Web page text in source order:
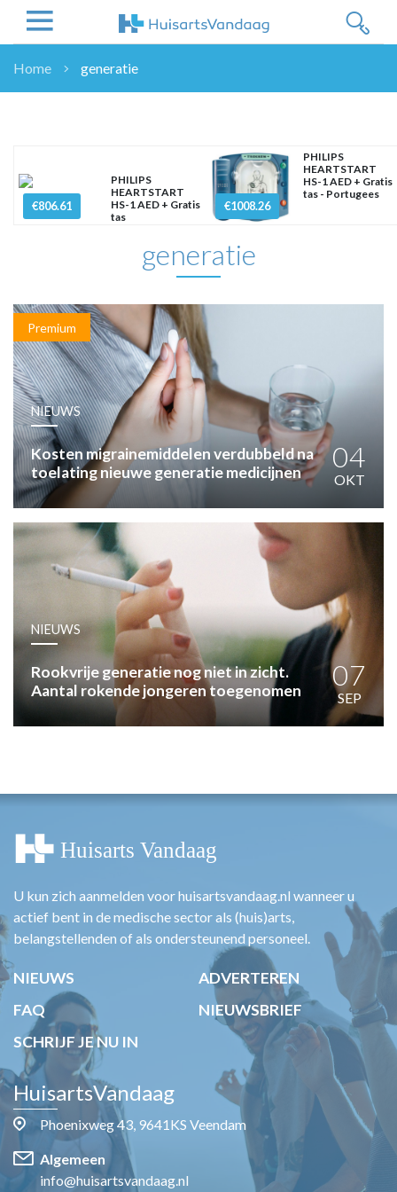
WETENSCHAP
ZORGVERZEKERAARS
ICT
NASCHOLINGEN
DOSSIER
ENQUÊTES
NHG
LHV
OPINIE
HUISARTSENPOST
PRAKTIJKZAKEN
TARIEVEN
VPHUISARTSEN
MEDISCHE VAKHANDEL
INLOGGEN
REGISTRATIE
Home generatie
€806.61
PHILIPS
HEARTSTART
HS-1 AED + Gratis
tas
€1008.26
PHILIPS
HEARTSTART
HS-1 AED + Gratis
tas - Portugees
generatie
Premium
NIEUWS
Kosten migrainemiddelen verdubbeld na
toelating nieuwe generatie medicijnen
04
OKT
NIEUWS
Rookvrije generatie nog niet in zicht.
Aantal rokende jongeren toegenomen
07
SEP
U kun zich aanmelden voor huisartsvandaag.nl wanneer u
actief bent in de medische sector als (huis)arts,
belangstellenden of als ondersteunend personeel.
NIEUWS
ADVERTEREN
FAQ
NIEUWSBRIEF
SCHRIJF JE NU IN
HuisartsVandaag
Phoenixweg 43, 9641KS Veendam
Algemeen
info@huisartsvandaag.nl